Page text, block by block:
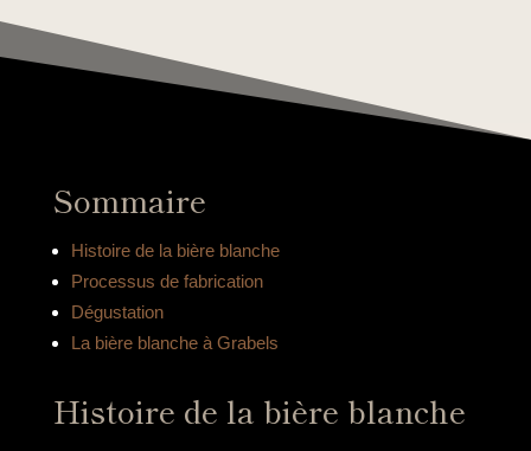
Sommaire
Histoire de la bière blanche
Processus de fabrication
Dégustation
La bière blanche à Grabels
Histoire de la bière blanche